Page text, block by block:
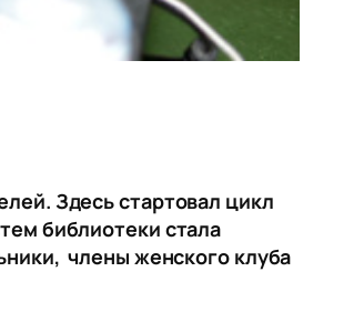
Здесь стартовал цикл
библиотеки стала
члены женского клуба